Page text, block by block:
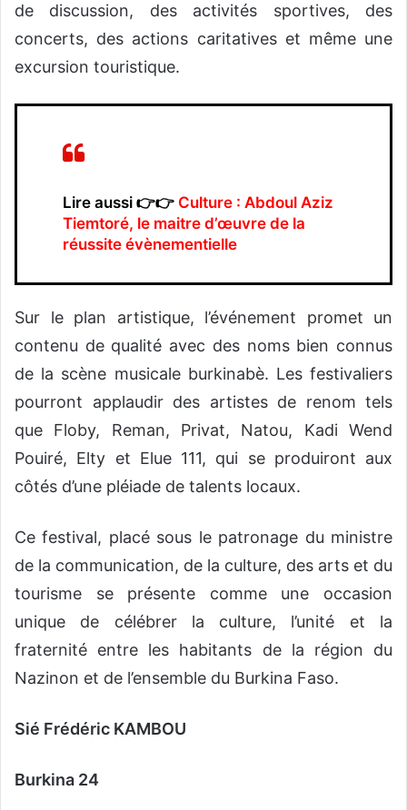
de discussion, des activités sportives, des
concerts, des actions caritatives et même une
excursion touristique.
Lire aussi 👉👉 Culture : Abdoul Aziz
Tiemtoré, le maitre d’œuvre de la
réussite évènementielle
Sur le plan artistique, l’événement promet un
contenu de qualité avec des noms bien connus
de la scène musicale burkinabè. Les festivaliers
pourront applaudir des artistes de renom tels
que Floby, Reman, Privat, Natou, Kadi Wend
Pouiré, Elty et Elue 111, qui se produiront aux
côtés d’une pléiade de talents locaux.
Ce festival, placé sous le patronage du ministre
de la communication, de la culture, des arts et du
tourisme se présente comme une occasion
unique de célébrer la culture, l’unité et la
fraternité entre les habitants de la région du
Nazinon et de l’ensemble du Burkina Faso.
Sié Frédéric KAMBOU
Burkina 24